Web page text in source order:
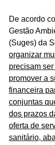
De acordo
Gestão
(Suges) da
organizar
precisam
promover a
financeira
conjuntas
dos prazos
oferta de
sanitário,